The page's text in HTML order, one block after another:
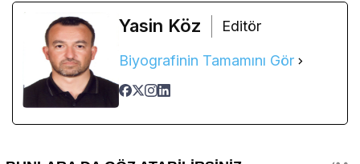
Yasin Köz Editör
Biyografinin Tamamını Gör